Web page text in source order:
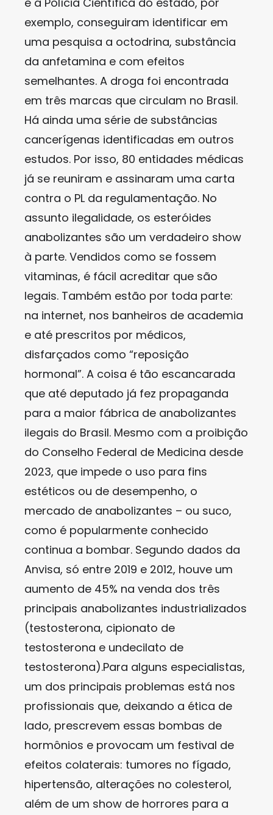
exemplo, conseguiram identificar em
uma pesquisa a octodrina, substância
da anfetamina e com efeitos
semelhantes. A droga foi encontrada
em três marcas que circulam no Brasil.
Há ainda uma série de substâncias
cancerígenas identificadas em outros
estudos. Por isso, 80 entidades médicas
já se reuniram e assinaram uma carta
contra o PL da regulamentação. No
assunto ilegalidade, os esteróides
anabolizantes são um verdadeiro show
à parte. Vendidos como se fossem
vitaminas, é fácil acreditar que são
legais. Também estão por toda parte:
na internet, nos banheiros de academia
e até prescritos por médicos,
disfarçados como “reposição
hormonal”. A coisa é tão escancarada
que até deputado já fez propaganda
para a maior fábrica de anabolizantes
ilegais do Brasil. Mesmo com a proibição
do Conselho Federal de Medicina desde
2023, que impede o uso para fins
estéticos ou de desempenho, o
mercado de anabolizantes – ou suco,
como é popularmente conhecido
continua a bombar. Segundo dados da
Anvisa, só entre 2019 e 2012, houve um
aumento de 45% na venda dos três
principais anabolizantes industrializados
(testosterona, cipionato de
testosterona e undecilato de
testosterona).Para alguns especialistas,
um dos principais problemas está nos
profissionais que, deixando a ética de
lado, prescrevem essas bombas de
hormônios e provocam um festival de
efeitos colaterais: tumores no fígado,
hipertensão, alterações no colesterol,
além de um show de horrores para a